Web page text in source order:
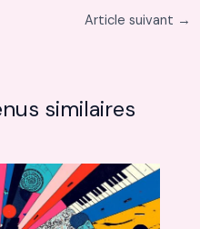
Article suivant →
similaires